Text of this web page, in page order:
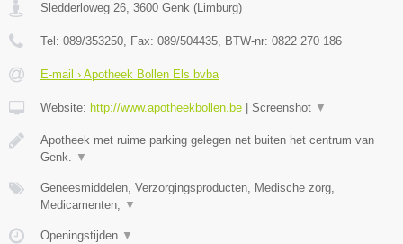
Sledderloweg 26, 3600 Genk (Limburg)
Tel: 089/353250, Fax: 089/504435, BTW-nr: 0822 270 186
E-mail › Apotheek Bollen Els bvba
Website: http://www.apotheekbollen.be Screenshot ▼
Apotheek met ruime parking gelegen net buiten het centrum van
Genk. ▼
Geneesmiddelen, Verzorgingsproducten, Medische zorg,
Medicamenten, ▼
Openingstijden ▼